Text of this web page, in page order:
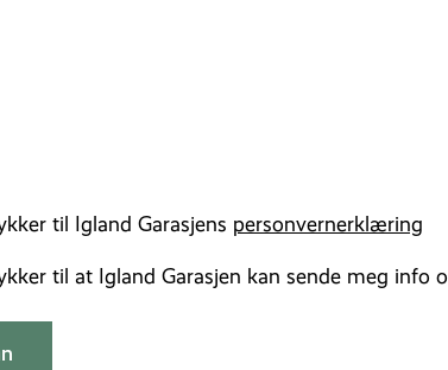
til Igland Garasjens personvernerklæring
til at Igland Garasjen kan sende meg info